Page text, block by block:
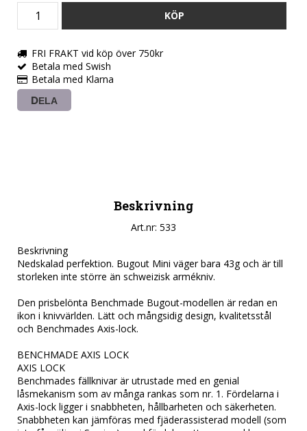
KÖP
FRI FRAKT vid köp över 750kr
Betala med Swish
Betala med Klarna
DELA
Beskrivning
Art.nr: 533
Beskrivning
Nedskalad perfektion. Bugout Mini väger bara 43g och är till
storleken inte större än schweizisk armékniv.
Den prisbelönta Benchmade Bugout-modellen är redan en
ikon i knivvärlden. Lätt och mångsidig design, kvalitetsstål
och Benchmades Axis-lock.
BENCHMADE AXIS LOCK
AXIS LOCK
Benchmades fällknivar är utrustade med en genial
låsmekanism som av många rankas som nr. 1. Fördelarna i
Axis-lock ligger i snabbheten, hållbarheten och säkerheten.
Snabbheten kan jämföras med fjäderassisterad modell (som